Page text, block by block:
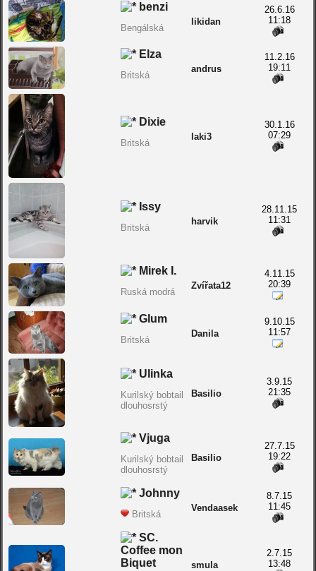
benzi
Bengálská
likidan
26.6.16
11:18
Elza
Britská
andrus
11.2.16
19:11
Dixie
Britská
laki3
30.1.16
07:29
Issy
Britská
harvik
28.11.15
11:31
Mirek I.
Ruská modrá
Zvířata12
4.11.15
20:39
Glum
Britská
Danila
9.10.15
11:57
Ulinka
Kurilský bobtail
dlouhosrstý
Basilio
3.9.15
21:35
Vjuga
Kurilský bobtail
dlouhosrstý
Basilio
27.7.15
19:22
Johnny
Britská
Vendaasek
8.7.15
11:45
SC.
Coffee mon
Biquet
smula
2.7.15
13:48